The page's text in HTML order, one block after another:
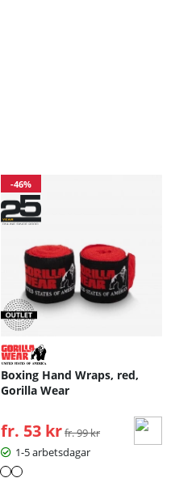
-46%
Boxing Hand Wraps, red,
Gorilla Wear
fr. 53 kr Ordinarie pris:
fr. 99 kr
1-5 arbetsdagar